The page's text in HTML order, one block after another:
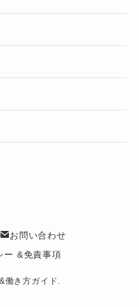
お問い合わせ
ー &免責事項
働き方ガイド.